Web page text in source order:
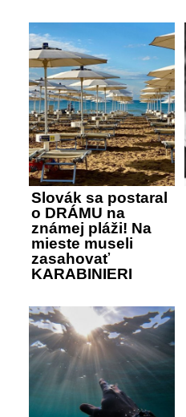
Slovák sa postaral
o DRÁMU na
známej pláži! Na
mieste museli
zasahovať
KARABINIERI